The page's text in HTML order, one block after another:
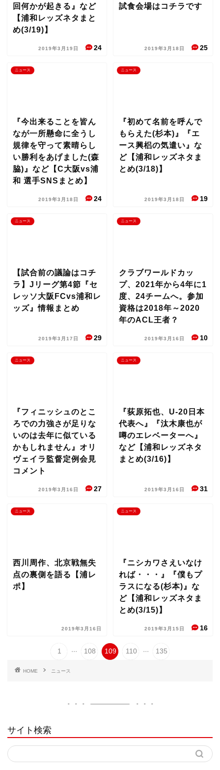
回何かが起きる』など
【浦和レッズネタまと
め(3/19)】
2019年3月19日 24
試食会場はコチラです
2019年3月18日 25
ニュース
『今出来ることを皆ん
なが一所懸命に全うし
規律を守って素晴らし
い勝利をあげました(森
脇)』など【C大阪vs浦
和 選手SNSまとめ】
2019年3月18日 24
ニュース
『初めて名前を呼んで
もらえた(杉本)』『エ
ース興梠の気遣い』な
ど【浦和レッズネタま
とめ(3/18)】
2019年3月18日 19
ニュース
【試合前の議論はコチ
ラ】Jリーグ第4節『セ
レッソ大阪FCvs浦和レ
ッズ』情報まとめ
2019年3月17日 29
ニュース
クラブワールドカッ
プ、2021年から4年に1
度、24チームへ。参加
資格は2018年～2020
年のACL王者？
2019年3月16日 10
ニュース
『フィニッシュのとこ
ろでの力強さが足りな
いのは去年に似ている
かもしれません』オリ
ヴェイラ監督定例会見
コメント
2019年3月16日 27
ニュース
『荻原拓也、U-20日本
代表へ』『汰木康也が
噂のエレベーターへ』
など【浦和レッズネタ
まとめ(3/16)】
2019年3月16日 31
ニュース
西川周作、北京戦無失
点の裏側を語る【浦レ
ポ】
2019年3月16日
ニュース
『ニシカワさえいなけ
れば・・・』『僕もプ
ラスになる(杉本)』な
ど【浦和レッズネタま
とめ(3/15)】
2019年3月15日 16
1 ... 108 109 110 ... 135
HOME ニュース
サイト検索